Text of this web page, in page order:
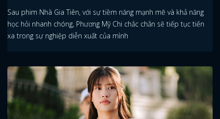
Sau phim Nhà Gia Tiên, với sự tiềm năng mạnh mẽ và khả năng
học hỏi nhanh chóng, Phương Mỹ Chi chắc chắn sẽ tiếp tục tiến
xa trong sự nghiệp diễn xuất của mình